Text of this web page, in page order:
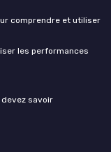
comprendre et utiliser
les performances
savoir